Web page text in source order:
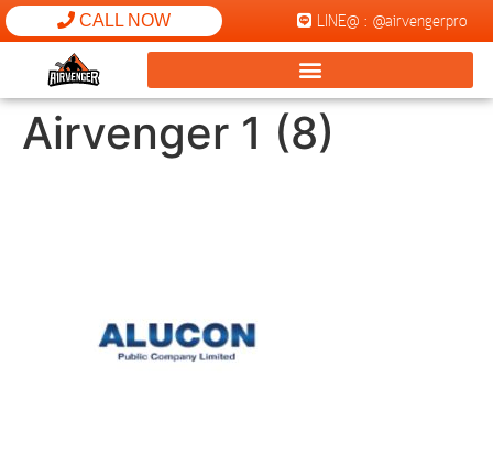
CALL NOW LINE@ : @airvengerpro
Airvenger 1 (8)